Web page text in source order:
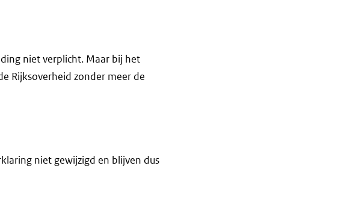
niet verplicht. Maar bij het
Rijksoverheid zonder meer de
niet gewijzigd en blijven dus